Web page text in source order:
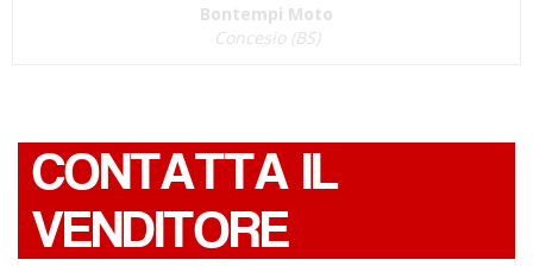
Bontempi Moto
Concesio (BS)
CONTATTA IL
VENDITORE